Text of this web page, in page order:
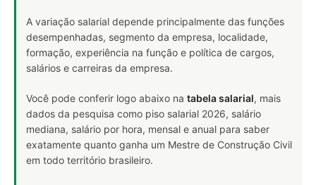
A variação salarial depende principalmente das funções
desempenhadas, segmento da empresa, localidade,
formação, experiência na função e política de cargos,
salários e carreiras da empresa.
Você pode conferir logo abaixo na tabela salarial, mais
dados da pesquisa como piso salarial 2026, salário
mediana, salário por hora, mensal e anual para saber
exatamente quanto ganha um Mestre de Construção Civil
em todo território brasileiro.